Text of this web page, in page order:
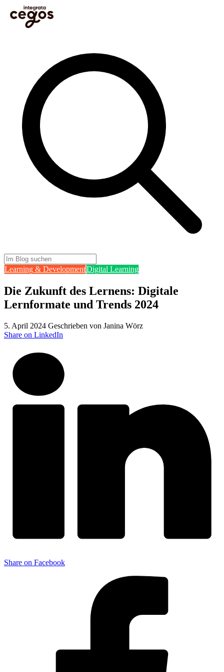
Skip to main content
Sie sind hier:Startseite
des Lernens: Digitale Lernformate und Trends 2024
Im Blog suchen
Learning & DevelopmentDigital Learning
Die Zukunft des Lernens: Digitale
Lernformate und Trends 2024
5. April 2024 Geschrieben von Janina Wörz
Share on LinkedIn
Share on Facebook